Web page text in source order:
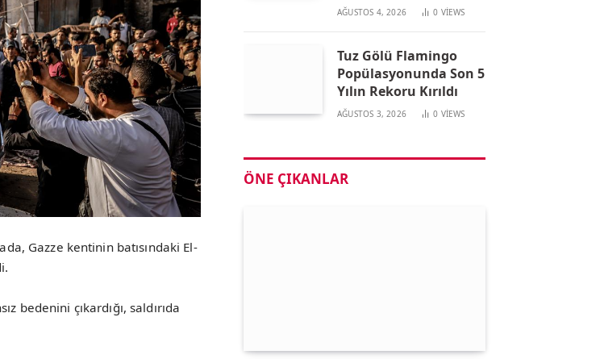
Gazze kentinin batısındaki El-
bedenini çıkardığı, saldırıda
AĞUSTOS 4, 2026 0 VIEWS
Tuz Gölü Flamingo
Popülasyonunda Son 5
Yılın Rekoru Kırıldı
AĞUSTOS 3, 2026 0 VIEWS
ÖNE ÇIKANLAR